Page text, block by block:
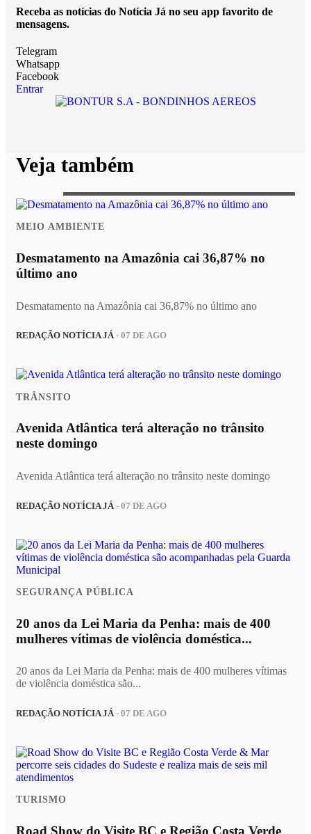
Receba as notícias do Notícia Já no seu app favorito de
mensagens.
Telegram
Whatsapp
Facebook
Entrar
Veja também
MEIO AMBIENTE
Desmatamento na Amazônia cai 36,87% no
último ano
Desmatamento na Amazônia cai 36,87% no último ano
REDAÇÃO NOTÍCIA JÁ- 07 DE AGO
TRÂNSITO
Avenida Atlântica terá alteração no trânsito
neste domingo
Avenida Atlântica terá alteração no trânsito neste domingo
REDAÇÃO NOTÍCIA JÁ - 07 DE AGO
SEGURANÇA PÚBLICA
20 anos da Lei Maria da Penha: mais de 400
mulheres vítimas de violência doméstica...
20 anos da Lei Maria da Penha: mais de 400 mulheres vítimas
de violência doméstica são...
REDAÇÃO NOTÍCIA JÁ- 07 DE AGO
TURISMO
Road Show do Visite BC e Região Costa Verde